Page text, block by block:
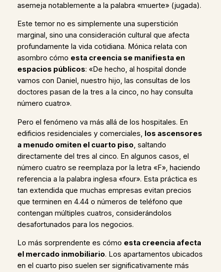
asemeja notablemente a la palabra «muerte» (jugada).
Este temor no es simplemente una superstición
marginal, sino una consideración cultural que afecta
profundamente la vida cotidiana. Mónica relata con
asombro cómo esta creencia se manifiesta en
espacios públicos: «De hecho, al hospital donde
vamos con Daniel, nuestro hijo, las consultas de los
doctores pasan de la tres a la cinco, no hay consulta
número cuatro».
Pero el fenómeno va más allá de los hospitales. En
edificios residenciales y comerciales, los ascensores
a menudo omiten el cuarto piso, saltando
directamente del tres al cinco. En algunos casos, el
número cuatro se reemplaza por la letra «F», haciendo
referencia a la palabra inglesa «four». Esta práctica es
tan extendida que muchas empresas evitan precios
que terminen en 4.44 o números de teléfono que
contengan múltiples cuatros, considerándolos
desafortunados para los negocios.
Lo más sorprendente es cómo esta creencia afecta
el mercado inmobiliario. Los apartamentos ubicados
en el cuarto piso suelen ser significativamente más